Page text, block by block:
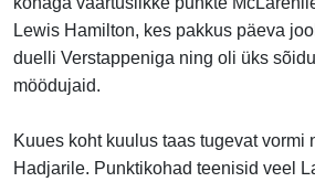
Lewis Hamilton, kes pakkus päeva
duelli Verstappeniga ning oli üks
möödujaid.
Kuues koht kuulus taas tugevat vormi
Hadjarile. Punktikohad teenisid veel